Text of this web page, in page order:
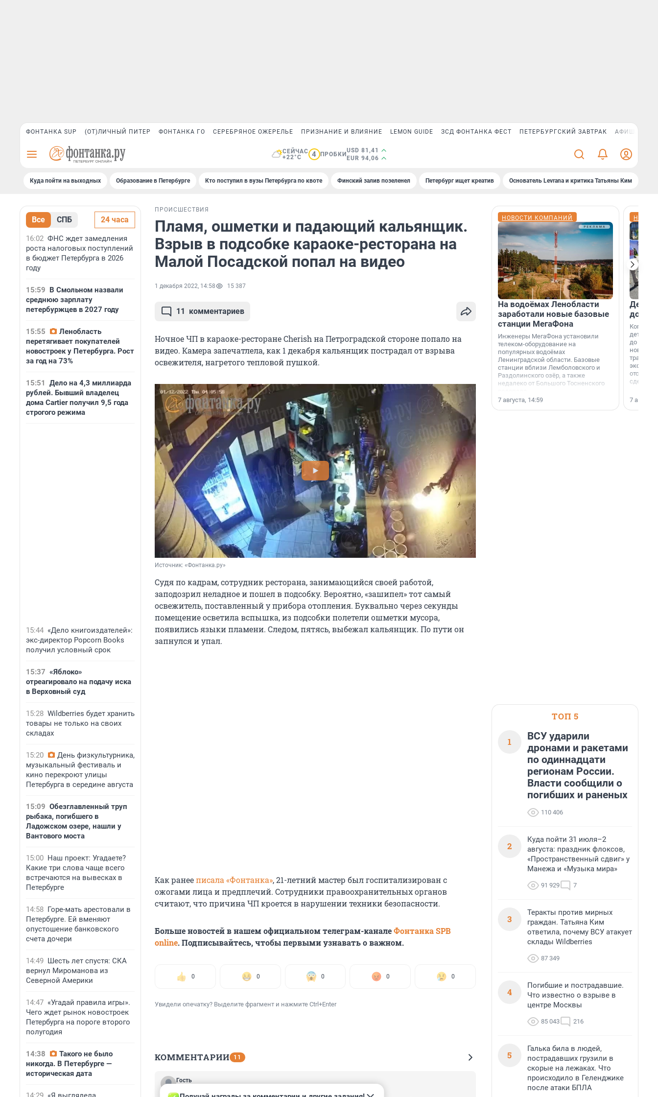
ФОНТАНКА SUP (ОТ)ЛИЧНЫЙ ПИТЕР ФОНТАНКА ГО СЕРЕБРЯНОЕ ОЖЕРЕЛЬЕ ПРИЗНАНИЕ И ВЛИЯНИЕ LEMON GUIDE ЗСД ФОНТАНКА ФЕСТ ПЕТЕРБУРГСКИЙ ЗАВТРАК АФИША PLUS
СЕЙЧАС
+22°C
4 ПРОБКИ
USD 81,41
EUR 94,06
Куда пойти на выходных Образование в Петербурге Кто поступил в вузы Петербурга по квоте Финский залив позеленел Петербург ищет креатив Основатель Levrana и критика Татьяны Ким
Все СПБ 24 часа
16:02 ФНС ждет замедления
роста налоговых поступлений
в бюджет Петербурга в 2026
году
15:59 В Смольном назвали
среднюю зарплату
петербуржцев в 2027 году
15:55
Ленобласть
перетягивает покупателей
новостроек у Петербурга. Рост
за год на 73%
15:51
Дело на 4,3 миллиарда
рублей. Бывший владелец
дома Cartier получил 9,5 года
строгого режима
15:44 «Дело книгоиздателей»:
экс-директор Popcorn Books
получил условный срок
15:37 «Яблоко»
отреагировало на подачу иска
в Верховный суд
15:28 Wildberries будет хранить
товары не только на своих
складах
15:20
День физкультурника,
музыкальный фестиваль и
кино перекроют улицы
Петербурга в середине августа
15:09 Обезглавленный труп
рыбака, погибшего в
Ладожском озере, нашли у
Вантового моста
15:00 Наш проект: Угадаете?
Какие три слова чаще всего
встречаются на вывесках в
Петербурге
14:58 Горе-мать арестовали в
Петербурге. Ей вменяют
опустошение банковского
счета дочери
14:49 Шесть лет спустя: СКА
вернул Мироманова из
Северной Америки
14:47 «Угадай правила игры».
Чего ждет рынок новостроек
Петербурга на пороге второго
полугодия
14:38
Такого не было
никогда. В Петербурге —
историческая дата
ПРОИСШЕСТВИЯ
Пламя, ошметки и падающий кальянщик.
Взрыв в подсобке караоке-ресторана на
Малой Посадской попал на видео
1 декабря 2022, 14:58 15 387
11 комментариев
Ночное ЧП в караоке-ресторане Cherish на Петроградской стороне попало на
видео. Камера запечатлела, как 1 декабря кальянщик пострадал от взрыва
освежителя, нагретого тепловой пушкой.
Источник: «Фонтанка.ру»
Судя по кадрам, сотрудник ресторана, занимающийся своей работой,
заподозрил неладное и пошел в подсобку. Вероятно, «зашипел» тот самый
освежитель, поставленный у прибора отопления. Буквально через секунды
помещение осветила вспышка, из подсобки полетели ошметки мусора,
появились языки пламени. Следом, пятясь, выбежал кальянщик. По пути он
запнулся и упал.
Как ранееписала «Фонтанка», 21-летний мастер был госпитализирован с
ожогами лица и предплечий. Сотрудники правоохранительных органов
считают, что причина ЧП кроется в нарушении техники безопасности.
Больше новостей в нашем официальном телеграм-каналеФонтанка SPB
online. Подписывайтесь, чтобы первыми узнавать о важном.
0 0 0 0 0
Увидели опечатку? Выделите фрагмент и нажмите Ctrl+Enter
КОММЕНТАРИИ 11
Гость
НОВОСТИ КОМПАНИЙ
На водоёмах Ленобласти
заработали новые базовые
станции МегаФона
Инженеры МегаФона установили
телеком-оборудование на
популярных водоёмах
Ленинградской области. Базовые
станции вблизи Лемболовского и
Раздолинского озёр, а также
недалеко от Большого Тосненского
7 августа, 14:59
Когда-
дети
до
новости
сделали
7
ТОП 5
1
ВСУ ударили
дронами и ракетами
по одиннадцати
регионам России.
Власти сообщили о
погибших и раненых
110 406
2
Куда пойти 31 июля–2
августа: праздник флоксов,
«Пространственный сдвиг» у
Манежа и «Музыка мира»
91 929 7
3
Теракты против мирных
граждан. Татьяна Ким
ответила, почему ВСУ атакует
склады Wildberries
87 349
4
Погибшие и пострадавшие.
Что известно о взрыве в
центре Москвы
85 043 216
5
Галька била в людей,
пострадавших грузили в
скорые на лежаках. Что
происходило в Геленджике
после атаки БПЛА